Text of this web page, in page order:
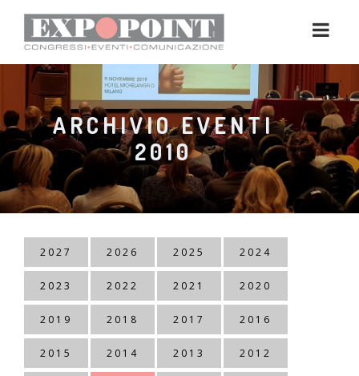
ARCHIVIO EVENTI
2010
2027 2026 2025 2024
2023 2022 2021 2020
2019 2018 2017 2016
2015 2014 2013 2012